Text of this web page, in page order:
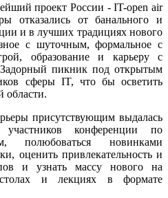
проект России - IT-open air
отказались от банального и
и в лучших традициях нового
с шуточным, формальное с
образование и карьеру с
пикник под открытым
сферы IT, что бы осветить
области.
присутствующим выдалась
участников конференции по
полюбоваться новинками
оценить привлекательность и
и узнать массу нового на
столах и лекциях в формате